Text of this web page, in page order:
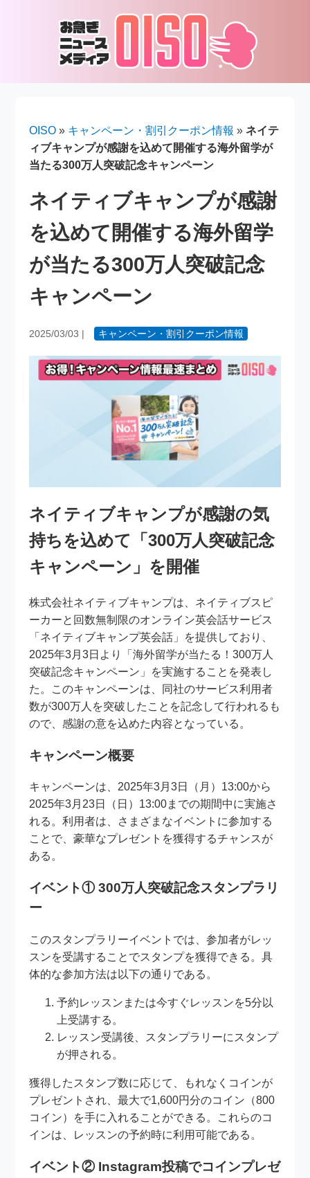
OISO » キャンペーン・割引クーポン情報 »ネイテ
ィブキャンプが感謝を込めて開催する海外留学が
当たる300万人突破記念キャンペーン
ネイティブキャンプが感謝
を込めて開催する海外留学
が当たる300万人突破記念
キャンペーン
2025/03/03 | キャンペーン・割引クーポン情報
ネイティブキャンプが感謝の気
持ちを込めて「300万人突破記念
キャンペーン」を開催
株式会社ネイティブキャンプは、ネイティブスピ
ーカーと回数無制限のオンライン英会話サービス
「ネイティブキャンプ英会話」を提供しており、
2025年3月3日より「海外留学が当たる！300万人
突破記念キャンペーン」を実施することを発表し
た。このキャンペーンは、同社のサービス利用者
数が300万人を突破したことを記念して行われるも
ので、感謝の意を込めた内容となっている。
キャンペーン概要
キャンペーンは、2025年3月3日（月）13:00から
2025年3月23日（日）13:00までの期間中に実施さ
れる。利用者は、さまざまなイベントに参加する
ことで、豪華なプレゼントを獲得するチャンスが
ある。
イベント① 300万人突破記念スタンプラリ
ー
このスタンプラリーイベントでは、参加者がレッ
スンを受講することでスタンプを獲得できる。具
体的な参加方法は以下の通りである。
予約レッスンまたは今すぐレッスンを5分以
上受講する。
レッスン受講後、スタンプラリーにスタンプ
が押される。
獲得したスタンプ数に応じて、もれなくコインが
プレゼントされ、最大で1,600円分のコイン（800
コイン）を手に入れることができる。これらのコ
インは、レッスンの予約時に利用可能である。
イベント② Instagram投稿でコインプレゼ